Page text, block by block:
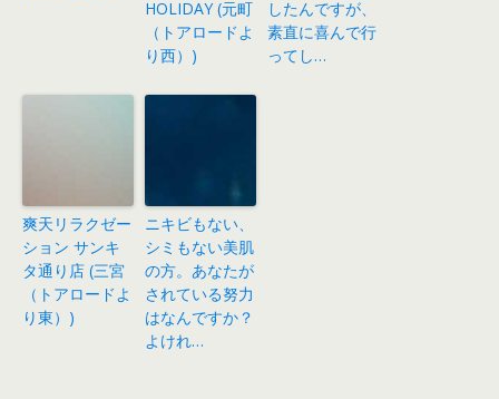
HOLIDAY (元町
（トアロードよ
り西）)
したんですが、
素直に喜んで行
ってし…
爽天リラクゼー
ション サンキ
タ通り店 (三宮
（トアロードよ
り東）)
ニキビもない、
シミもない美肌
の方。あなたが
されている努力
はなんですか？
よけれ…